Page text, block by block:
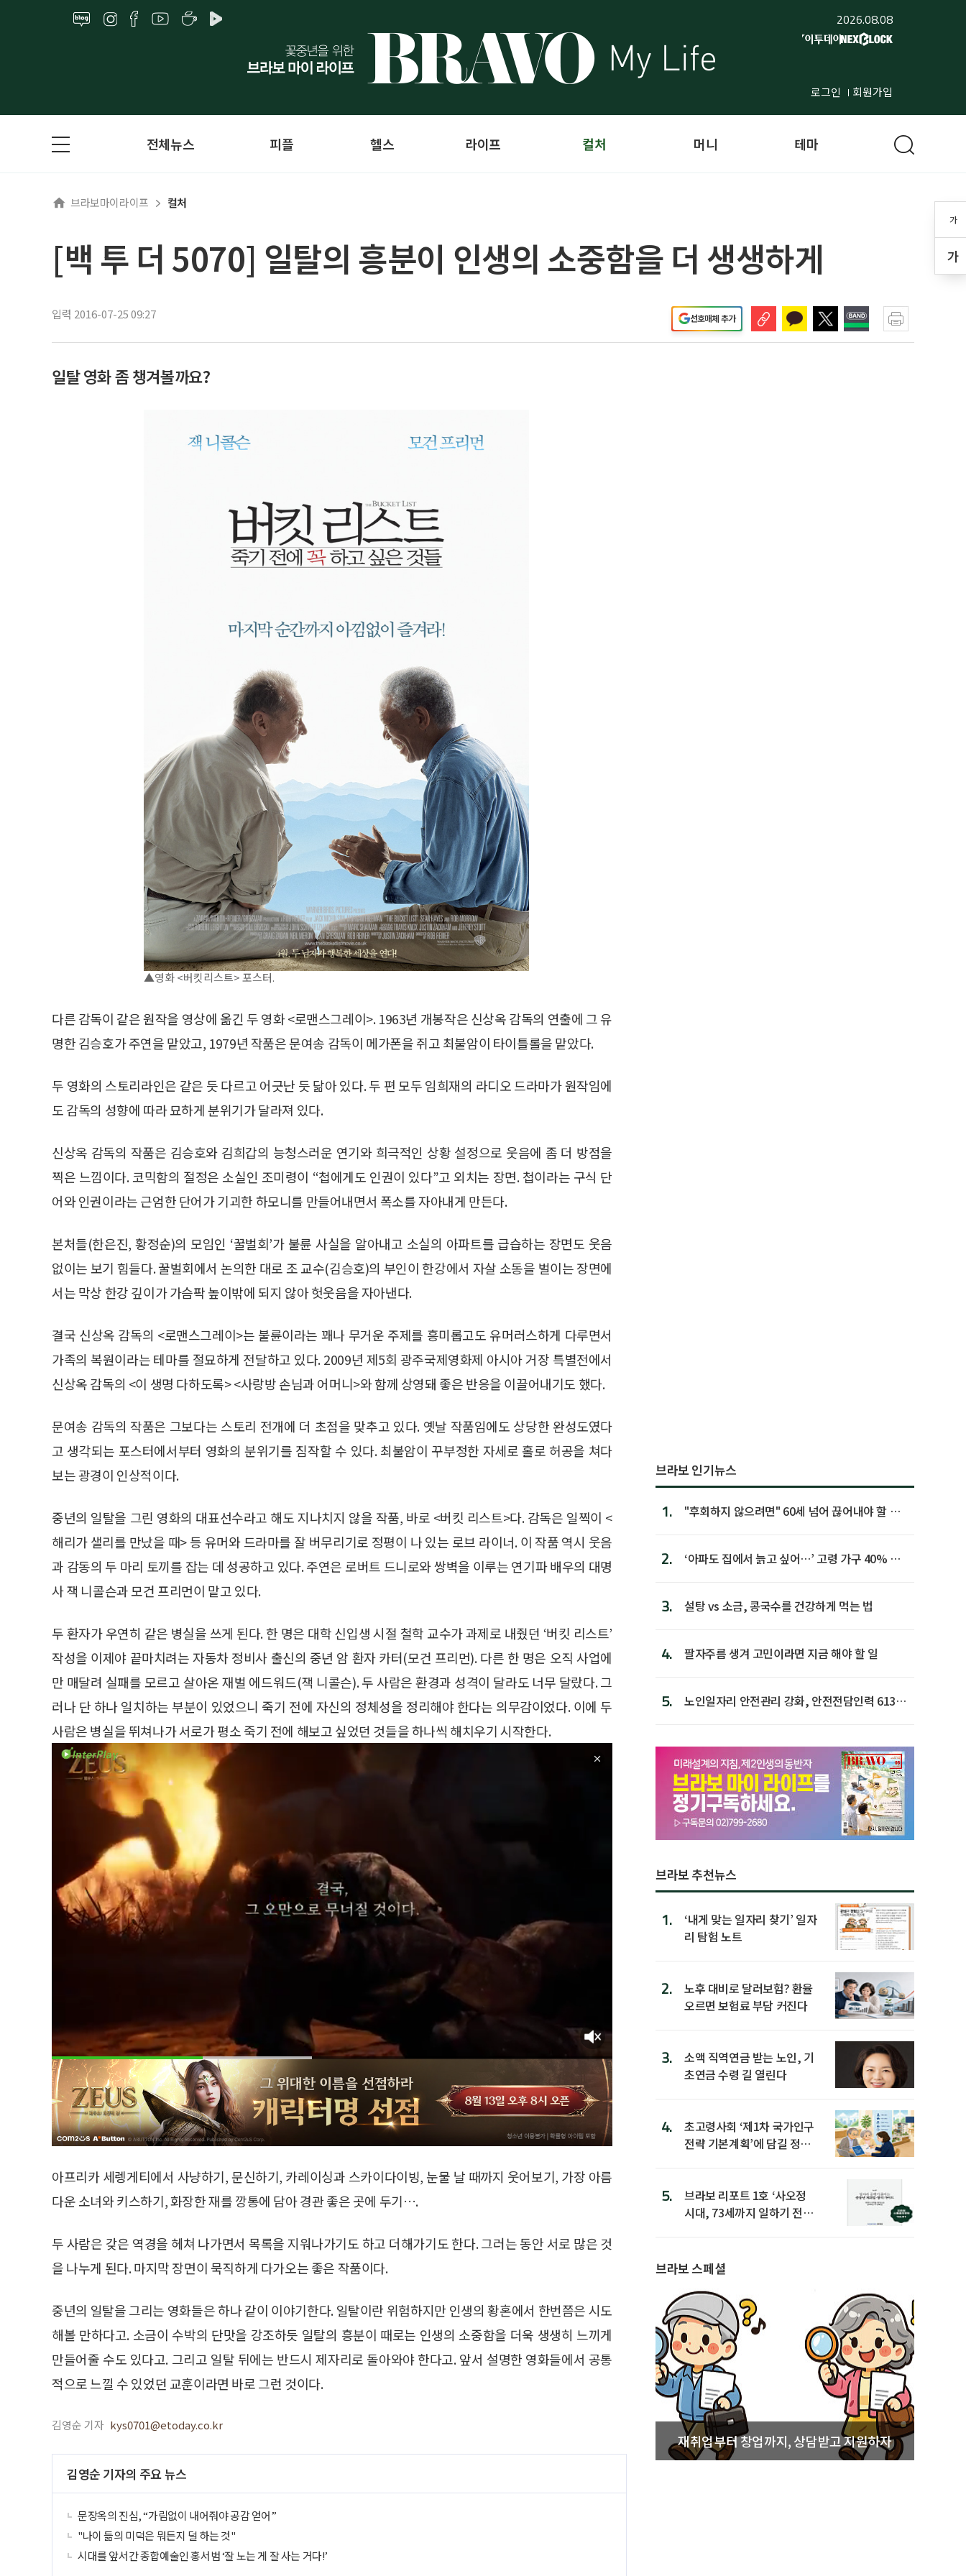
2026.08.08
로그인 회원가입
가
가
전체뉴스 피플 헬스 라이프 컬처 머니 테마
브라보마이라이프 컬처
[백 투 더 5070] 일탈의 흥분이 인생의 소중함을 더 생생하게
입력 2016-07-25 09:27 선호매체 추가
일탈 영화 좀 챙겨볼까요?
▲영화 <버킷리스트> 포스터.
다른 감독이 같은 원작을 영상에 옮긴 두 영화 <로맨스그레이>. 1963년 개봉작은 신상옥 감독의 연출에 그 유
명한 김승호가 주연을 맡았고, 1979년 작품은 문여송 감독이 메가폰을 쥐고 최불암이 타이틀롤을 맡았다.
두 영화의 스토리라인은 같은 듯 다르고 어긋난 듯 닮아 있다. 두 편 모두 임희재의 라디오 드라마가 원작임에
도 감독의 성향에 따라 묘하게 분위기가 달라져 있다.
신상옥 감독의 작품은 김승호와 김희갑의 능청스러운 연기와 희극적인 상황 설정으로 웃음에 좀 더 방점을
찍은 느낌이다. 코믹함의 절정은 소실인 조미령이 “첩에게도 인권이 있다”고 외치는 장면. 첩이라는 구식 단
어와 인권이라는 근엄한 단어가 기괴한 하모니를 만들어내면서 폭소를 자아내게 만든다.
본처들(한은진, 황정순)의 모임인 ‘꿀벌회’가 불륜 사실을 알아내고 소실의 아파트를 급습하는 장면도 웃음
없이는 보기 힘들다. 꿀벌회에서 논의한 대로 조 교수(김승호)의 부인이 한강에서 자살 소동을 벌이는 장면에
서는 막상 한강 깊이가 가슴팍 높이밖에 되지 않아 헛웃음을 자아낸다.
결국 신상옥 감독의 <로맨스그레이>는 불륜이라는 꽤나 무거운 주제를 흥미롭고도 유머러스하게 다루면서
가족의 복원이라는 테마를 절묘하게 전달하고 있다. 2009년 제5회 광주국제영화제 아시아 거장 특별전에서
신상옥 감독의 <이 생명 다하도록> <사랑방 손님과 어머니>와 함께 상영돼 좋은 반응을 이끌어내기도 했다.
문여송 감독의 작품은 그보다는 스토리 전개에 더 초점을 맞추고 있다. 옛날 작품임에도 상당한 완성도였다
고 생각되는 포스터에서부터 영화의 분위기를 짐작할 수 있다. 최불암이 꾸부정한 자세로 홀로 허공을 쳐다
보는 광경이 인상적이다.
중년의 일탈을 그린 영화의 대표선수라고 해도 지나치지 않을 작품, 바로 <버킷 리스트>다. 감독은 일찍이 <
해리가 샐리를 만났을 때> 등 유머와 드라마를 잘 버무리기로 정평이 나 있는 로브 라이너. 이 작품 역시 웃음
과 감동의 두 마리 토끼를 잡는 데 성공하고 있다. 주연은 로버트 드니로와 쌍벽을 이루는 연기파 배우의 대명
사 잭 니콜슨과 모건 프리먼이 맡고 있다.
두 환자가 우연히 같은 병실을 쓰게 된다. 한 명은 대학 신입생 시절 철학 교수가 과제로 내줬던 ‘버킷 리스트’
작성을 이제야 끝마치려는 자동차 정비사 출신의 중년 암 환자 카터(모건 프리먼). 다른 한 명은 오직 사업에
만 매달려 실패를 모르고 살아온 재벌 에드워드(잭 니콜슨). 두 사람은 환경과 성격이 달라도 너무 달랐다. 그
러나 단 하나 일치하는 부분이 있었으니 죽기 전에 자신의 정체성을 정리해야 한다는 의무감이었다. 이에 두
사람은 병실을 뛰쳐나가 서로가 평소 죽기 전에 해보고 싶었던 것들을 하나씩 해치우기 시작한다.
아프리카 세렝게티에서 사냥하기, 문신하기, 카레이싱과 스카이다이빙, 눈물 날 때까지 웃어보기, 가장 아름
다운 소녀와 키스하기, 화장한 재를 깡통에 담아 경관 좋은 곳에 두기….
두 사람은 갖은 역경을 헤쳐 나가면서 목록을 지워나가기도 하고 더해가기도 한다. 그러는 동안 서로 많은 것
을 나누게 된다. 마지막 장면이 묵직하게 다가오는 좋은 작품이다.
중년의 일탈을 그리는 영화들은 하나 같이 이야기한다. 일탈이란 위험하지만 인생의 황혼에서 한번쯤은 시도
해볼 만하다고. 소금이 수박의 단맛을 강조하듯 일탈의 흥분이 때로는 인생의 소중함을 더욱 생생히 느끼게
만들어줄 수도 있다고. 그리고 일탈 뒤에는 반드시 제자리로 돌아와야 한다고. 앞서 설명한 영화들에서 공통
적으로 느낄 수 있었던 교훈이라면 바로 그런 것이다.
김영순 기자 kys0701@etoday.co.kr
김영순 기자의 주요 뉴스
문장옥의 진심, “가림없이 내어줘야 공감 얻어”
"나이 듦의 미덕은 뭐든지 덜 하는 것"
시대를 앞서간 종합예술인 홍서범 ‘잘 노는 게 잘 사는 거다!’
브라보 인기뉴스
1.
"후회하지 않으려면" 60세 넘어 끊어내야 할 사
2.
‘아파도 집에서 늙고 싶어…’ 고령 가구 40% 노
3. 설탕 vs 소금, 콩국수를 건강하게 먹는 법
4. 팔자주름 생겨 고민이라면 지금 해야 할 일
5.
노인일자리 안전관리 강화, 안전전담인력 613명
브라보 추천뉴스
1.
‘내게 맞는 일자리 찾기’ 일자
리 탐험 노트
2.
노후 대비로 달러보험? 환율
오르면 보험료 부담 커진다
3.
소액 직역연금 받는 노인, 기
초연금 수령 길 열린다
4.
초고령사회 ‘제1차 국가인구
전략 기본계획’에 담길 정책
5.
브라보 리포트 1호 ‘사오정
시대, 73세까지 일하기 전략’
브라보 스페셜
재취업부터 창업까지, 상담받고 지원하자